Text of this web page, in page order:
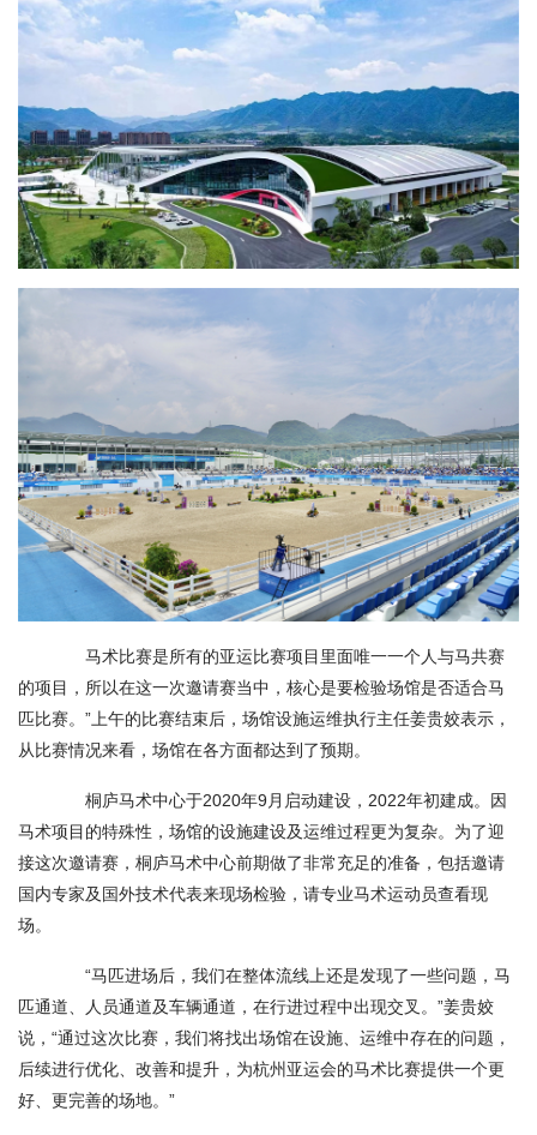
马术比赛是所有的亚运比赛项目里面唯一一个人与马共赛
的项目，所以在这一次邀请赛当中，核心是要检验场馆是否适合马
匹比赛。”上午的比赛结束后，场馆设施运维执行主任姜贵姣表示，
从比赛情况来看，场馆在各方面都达到了预期。
桐庐马术中心于2020年9月启动建设，2022年初建成。因
马术项目的特殊性，场馆的设施建设及运维过程更为复杂。为了迎
接这次邀请赛，桐庐马术中心前期做了非常充足的准备，包括邀请
国内专家及国外技术代表来现场检验，请专业马术运动员查看现
场。
“马匹进场后，我们在整体流线上还是发现了一些问题，马
匹通道、人员通道及车辆通道，在行进过程中出现交叉。”姜贵姣
说，“通过这次比赛，我们将找出场馆在设施、运维中存在的问题，
后续进行优化、改善和提升，为杭州亚运会的马术比赛提供一个更
好、更完善的场地。”